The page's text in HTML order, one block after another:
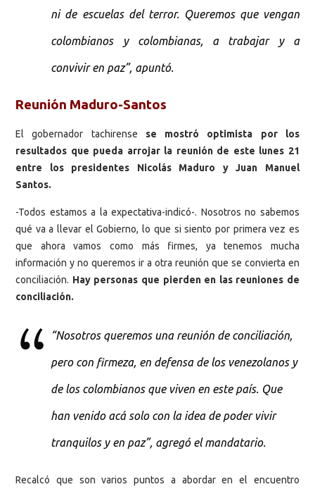
ni de escuelas del terror. Queremos que vengan
colombianos y colombianas, a trabajar y a
convivir en paz”, apuntó.
Reunión Maduro-Santos
El gobernador tachirense se mostró optimista por los
resultados que pueda arrojar la reunión de este lunes 21
entre los presidentes Nicolás Maduro y Juan Manuel
Santos.
-Todos estamos a la expectativa-indicó-. Nosotros no sabemos
qué va a llevar el Gobierno, lo que si siento por primera vez es
que ahora vamos como más firmes, ya tenemos mucha
información y no queremos ir a otra reunión que se convierta en
conciliación. Hay personas que pierden en las reuniones de
conciliación.
“Nosotros queremos una reunión de conciliación,
pero con firmeza, en defensa de los venezolanos y
de los colombianos que viven en este país. Que
han venido acá solo con la idea de poder vivir
tranquilos y en paz”, agregó el mandatario.
Recalcó que son varios puntos a abordar en el encuentro